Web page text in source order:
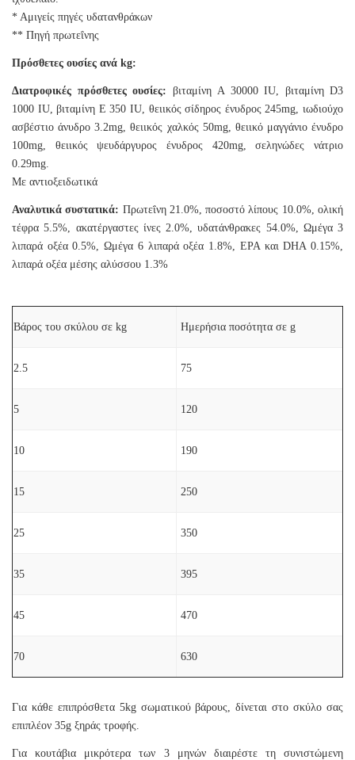
* Αμιγείς πηγές υδατανθράκων
** Πηγή πρωτεΐνης
Πρόσθετες ουσίες ανά kg:
Διατροφικές πρόσθετες ουσίες: βιταμίνη A 30000 IU, βιταμίνη D3
1000 IU, βιταμίνη E 350 IU, θειικός σίδηρος ένυδρος 245mg, ιωδιούχο
ασβέστιο άνυδρο 3.2mg, θειικός χαλκός 50mg, θειικό μαγγάνιο ένυδρο
100mg, θειικός ψευδάργυρος ένυδρος 420mg, σεληνώδες νάτριο
0.29mg.
Με αντιοξειδωτικά
Αναλυτικά συστατικά: Πρωτεΐνη 21.0%, ποσοστό λίπους 10.0%, ολική
τέφρα 5.5%, ακατέργαστες ίνες 2.0%, υδατάνθρακες 54.0%, Ωμέγα 3
λιπαρά οξέα 0.5%, Ωμέγα 6 λιπαρά οξέα 1.8%, EPA και DHA 0.15%,
λιπαρά οξέα μέσης αλύσσου 1.3%
Βάρος του σκύλου σε kg Ημερήσια ποσότητα σε g
2.5 75
5 120
10 190
15 250
25 350
35 395
45 470
70 630
Για κάθε επιπρόσθετα 5kg σωματικού βάρους, δίνεται στο σκύλο σας
επιπλέον 35g ξηράς τροφής.
Για κουτάβια μικρότερα των 3 μηνών διαιρέστε τη συνιστώμενη